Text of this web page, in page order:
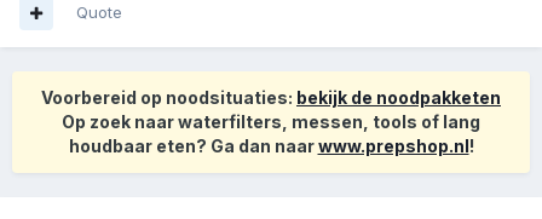
Quote
Voorbereid op noodsituaties: bekijk de noodpakketen
Op zoek naar waterfilters, messen, tools of lang
houdbaar eten? Ga dan naarwww.prepshop.nl!